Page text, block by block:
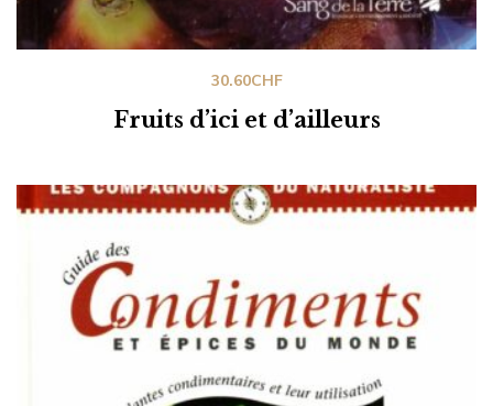
Fruits d’ici et d’ailleurs
30.60CHF